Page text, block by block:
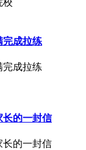
完成拉练
完成拉练
长的一封信
长的一封信